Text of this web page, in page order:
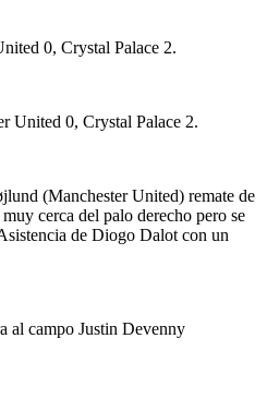
0, Crystal Palace 2.
United 0, Crystal Palace 2.
(Manchester United) remate de
cerca del palo derecho pero se
de Diogo Dalot con un
al campo Justin Devenny